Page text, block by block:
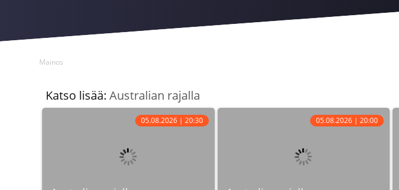
Mainos
Katso lisää:Australian rajalla
05.08.2026 | 20:30 05.08.2026 | 20:00